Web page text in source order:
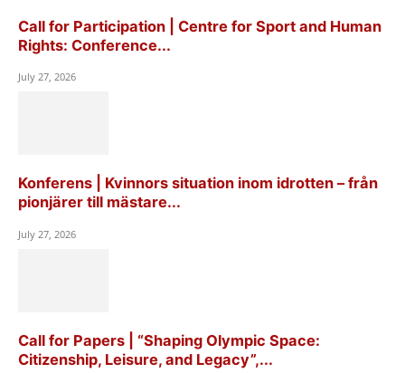
Call for Participation | Centre for Sport and Human
Rights: Conference...
July 27, 2026
Konferens | Kvinnors situation inom idrotten – från
pionjärer till mästare...
July 27, 2026
Call for Papers | “Shaping Olympic Space:
Citizenship, Leisure, and Legacy”,...